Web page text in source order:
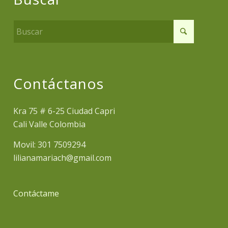
Contáctanos
Kra 75 # 6-25 Ciudad Capri
Cali Valle Colombia
Movil: 301 7509294
lilianamariach@gmail.com
Contáctame